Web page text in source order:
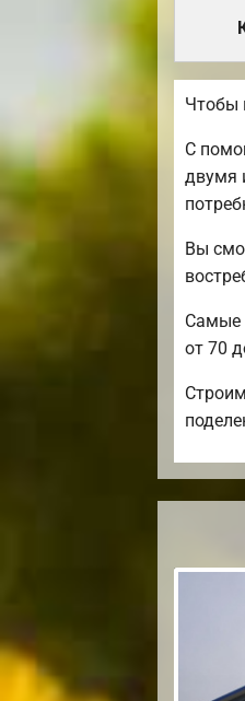
Чтобы
С
двумя
Вы
Самые
от 70